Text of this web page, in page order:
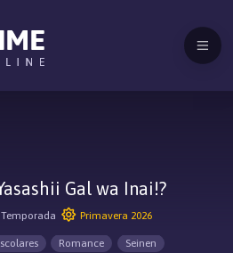
Gal wa Inai!?
Temporada Primavera 2026
Romance Seinen